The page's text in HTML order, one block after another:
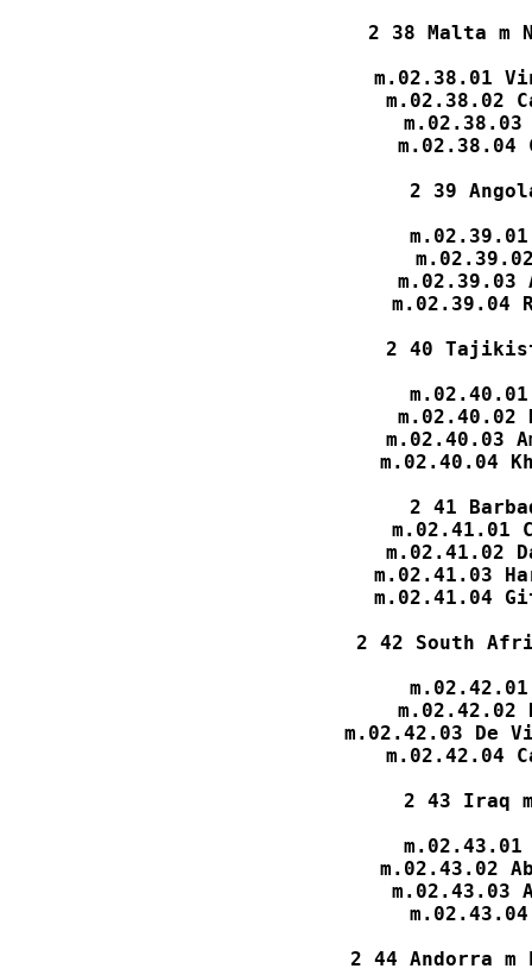
2 38 Malta m
m.02.38.01
m.02.38.02
2 39
m.02.39.04
2 40
m.02.40.02
m.02.40.03
m.02.40.04
2 41
m.02.41.02
m.02.41.03
m.02.41.04
2 42 South
m.02.42.03
m.02.42.04
2 43 Iraq
m.02.43.02
2 44 Andorra